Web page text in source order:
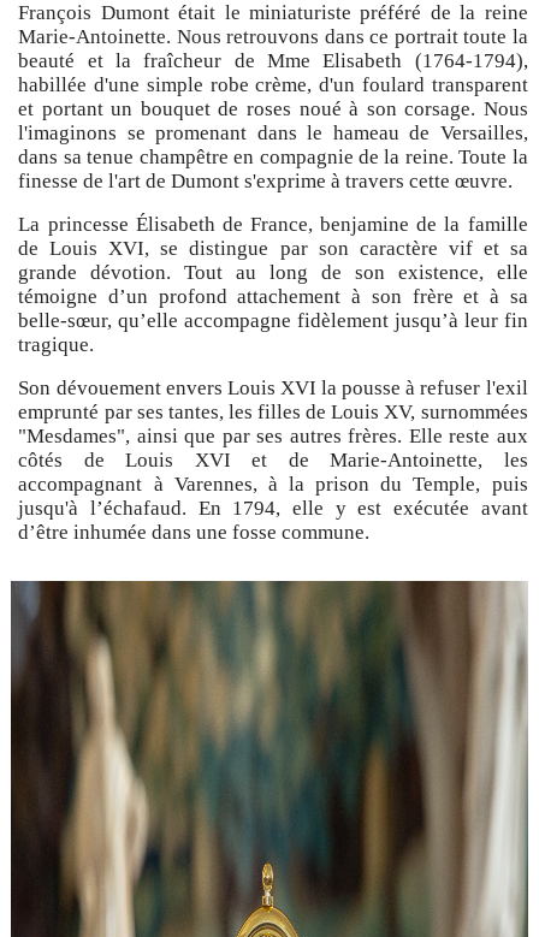
François Dumont était le miniaturiste préféré de la reine
Marie-Antoinette. Nous retrouvons dans ce portrait toute la
beauté et la fraîcheur de Mme Elisabeth (1764-1794),
habillée d'une simple robe crème, d'un foulard transparent
et portant un bouquet de roses noué à son corsage. Nous
l'imaginons se promenant dans le hameau de Versailles,
dans sa tenue champêtre en compagnie de la reine. Toute la
finesse de l'art de Dumont s'exprime à travers cette œuvre.
La princesse Élisabeth de France, benjamine de la famille
de Louis XVI, se distingue par son caractère vif et sa
grande dévotion. Tout au long de son existence, elle
témoigne d’un profond attachement à son frère et à sa
belle-sœur, qu’elle accompagne fidèlement jusqu’à leur fin
tragique.
Son dévouement envers Louis XVI la pousse à refuser l'exil
emprunté par ses tantes, les filles de Louis XV, surnommées
"Mesdames", ainsi que par ses autres frères. Elle reste aux
côtés de Louis XVI et de Marie-Antoinette, les
accompagnant à Varennes, à la prison du Temple, puis
jusqu'à l’échafaud. En 1794, elle y est exécutée avant
d’être inhumée dans une fosse commune.